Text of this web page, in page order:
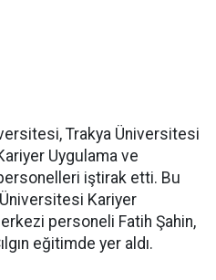
Trakya Üniversitesi
Uygulama ve
iştirak etti. Bu
Kariyer
personeli Fatih Şahin,
eğitimde yer aldı.